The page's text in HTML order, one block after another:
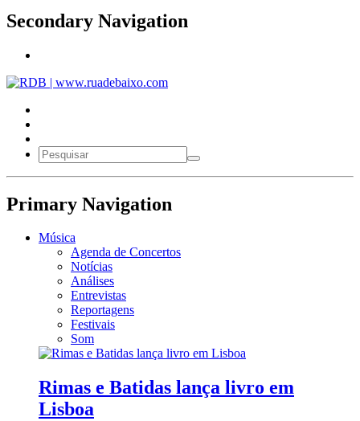
Secondary Navigation
Primary Navigation
Música
Agenda de Concertos
Notícias
Análises
Entrevistas
Reportagens
Festivais
Som
Rimas e Batidas lança livro em
Lisboa